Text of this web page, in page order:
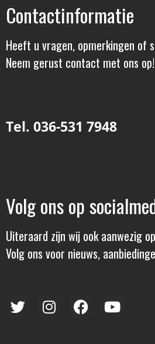
Contactinformatie
Heeft u vragen, opmerkingen of
Neem gerust contact met ons op!
Tel. 036-531 7948
Volg ons op
Uiteraard zijn wij ook aanwezig
Volg ons voor nieuws,